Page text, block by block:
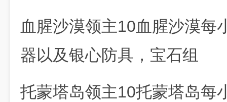
血腥沙漠领主10血腥沙漠每
器以及银心防具，宝石组
托蒙塔岛领主10托蒙塔岛每